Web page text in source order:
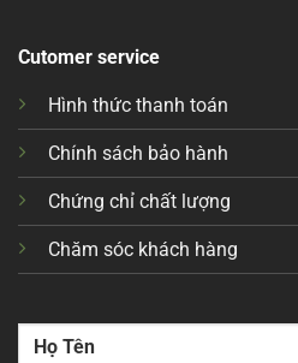
Cutomer service
Hình thức thanh toán
Chính sách bảo hành
Chứng chỉ chất lượng
Chăm sóc khách hàng